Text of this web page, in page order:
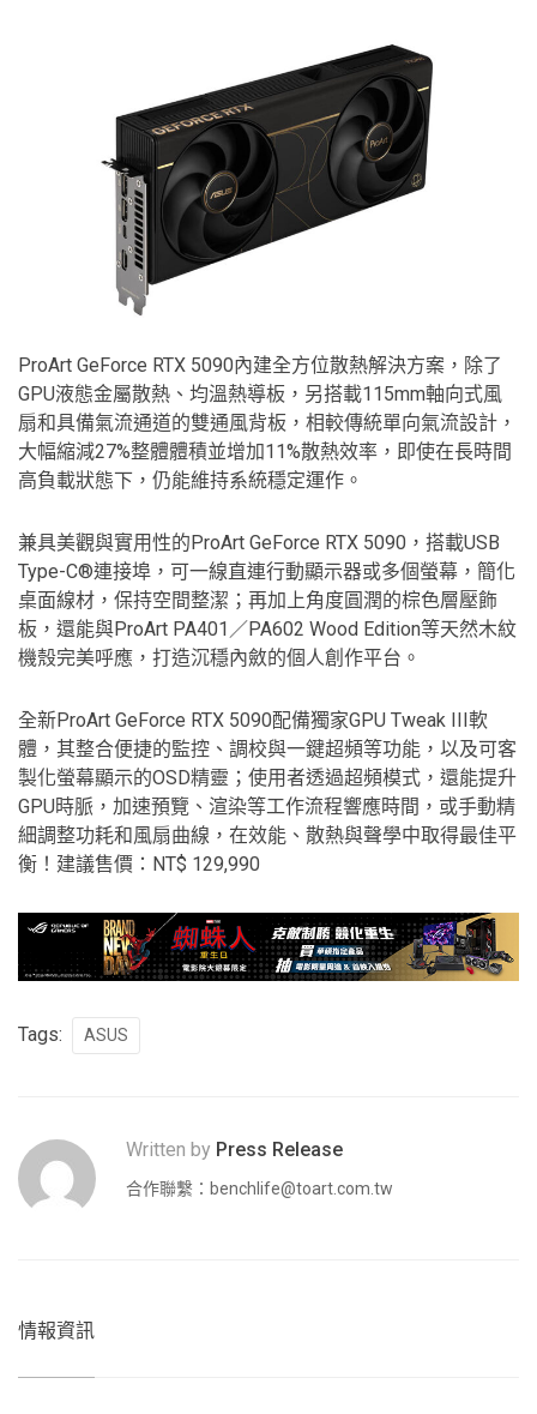
ProArt GeForce RTX 5090內建全方位散熱解決方案，除了
GPU液態金屬散熱、均溫熱導板，另搭載115mm軸向式風
扇和具備氣流通道的雙通風背板，相較傳統單向氣流設計，
大幅縮減27%整體體積並增加11%散熱效率，即使在長時間
高負載狀態下，仍能維持系統穩定運作。
兼具美觀與實用性的ProArt GeForce RTX 5090，搭載USB
Type-C®連接埠，可一線直連行動顯示器或多個螢幕，簡化
桌面線材，保持空間整潔；再加上角度圓潤的棕色層壓飾
板，還能與ProArt PA401／PA602 Wood Edition等天然木紋
機殼完美呼應，打造沉穩內斂的個人創作平台。
全新ProArt GeForce RTX 5090配備獨家GPU Tweak III軟
體，其整合便捷的監控、調校與一鍵超頻等功能，以及可客
製化螢幕顯示的OSD精靈；使用者透過超頻模式，還能提升
GPU時脈，加速預覽、渲染等工作流程響應時間，或手動精
細調整功耗和風扇曲線，在效能、散熱與聲學中取得最佳平
衡！建議售價：NT$ 129,990
Tags: ASUS
Written by Press Release
合作聯繫： benchlife@toart.com.tw
情報資訊